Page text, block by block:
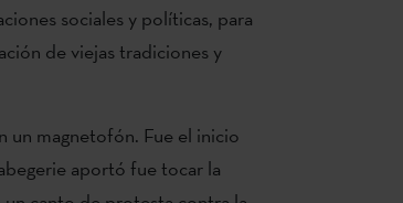
sociales y políticas, para
de viejas tradiciones y
un magnetofón. Fue el inicio
aportó fue tocar la